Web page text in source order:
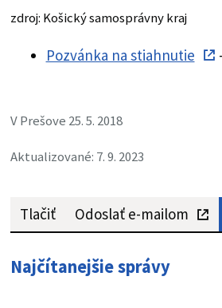
zdroj: Košický samosprávny kraj
Pozvánka na stiahnutie
V Prešove 25. 5. 2018
Aktualizované: 7. 9. 2023
Tlačiť Odoslať e-mailom
Najčítanejšie správy